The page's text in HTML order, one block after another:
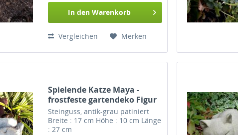
In den Warenkorb
Vergleichen Merken
Spielende Katze Maya -
frostfeste gartendeko Figur
Steinguss, antik-grau patiniert
Breite : 17 cm Höhe : 10 cm Länge
: 27 cm